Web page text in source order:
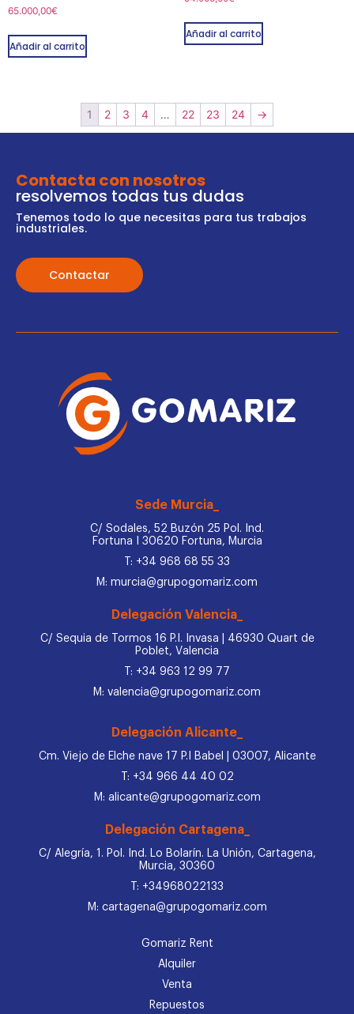
65.000,00€
Añadir al carrito
Añadir al carrito
1 2 3 4 … 22 23 24 →
Contacta con nosotros
resolvemos todas tus dudas
Tenemos todo lo que necesitas para tus trabajos
industriales.
Contactar
Sede Murcia_
C/ Sodales, 52 Buzón 25 Pol. Ind.
Fortuna I 30620 Fortuna, Murcia
T: +34 968 68 55 33
M: murcia@grupogomariz.com
Delegación Valencia_
C/ Sequia de Tormos 16 P.I. Invasa | 46930 Quart de
Poblet, Valencia
T: +34 963 12 99 77
M: valencia@grupogomariz.com
Delegación Alicante_
Cm. Viejo de Elche nave 17 P.I Babel | 03007, Alicante
T: +34 966 44 40 02
M: alicante@grupogomariz.com
Delegación Cartagena_
C/ Alegría, 1. Pol. Ind. Lo Bolarín. La Unión, Cartagena,
Murcia, 30360
T: +34968022133
M: cartagena@grupogomariz.com
Gomariz Rent
Alquiler
Venta
Repuestos